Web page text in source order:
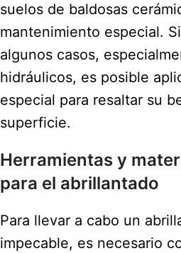
suelos de baldosas
mantenimiento especial.
algunos casos,
hidráulicos, es posible
especial para resaltar su
superficie.
Herramientas y
para el abrillantado
Para llevar a cabo un
impecable, es necesario